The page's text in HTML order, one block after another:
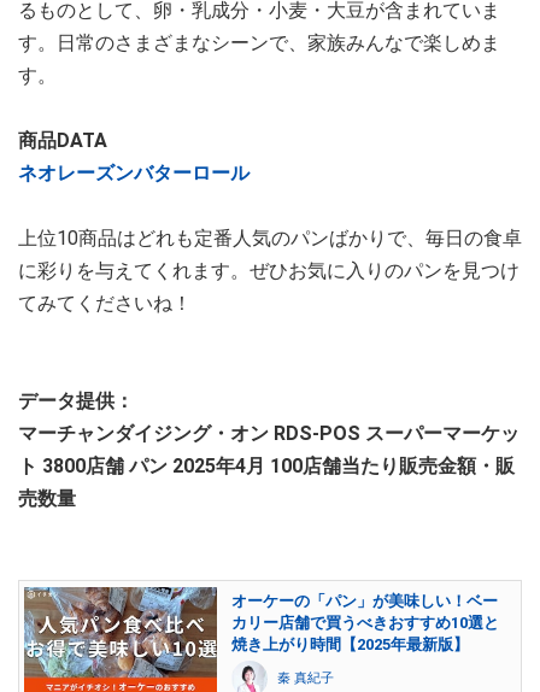
るものとして、卵・乳成分・小麦・大豆が含まれていま
す。日常のさまざまなシーンで、家族みんなで楽しめま
す。
商品DATA
ネオレーズンバターロール
上位10商品はどれも定番人気のパンばかりで、毎日の食卓
に彩りを与えてくれます。ぜひお気に入りのパンを見つけ
てみてくださいね！
データ提供：
マーチャンダイジング・オン RDS-POS スーパーマーケッ
ト 3800店舗 パン 2025年4月 100店舗当たり販売金額・販
売数量
オーケーの「パン」が美味しい！ベー
カリー店舗で買うべきおすすめ10選と
焼き上がり時間【2025年最新版】
秦 真紀子